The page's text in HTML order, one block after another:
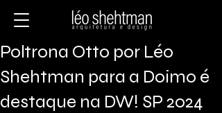
Poltrona Otto por Léo
Shehtman para a Doimo é
destaque na DW! SP 2024